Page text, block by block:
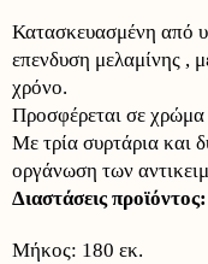
Κατασκευασμένη από
επενδυση μελαμίνης ,
χρόνο.
Προσφέρεται σε χρώμα
Με τρία συρτάρια και
οργάνωση των
Διαστάσεις προϊόντος:
Μήκος: 180 εκ.